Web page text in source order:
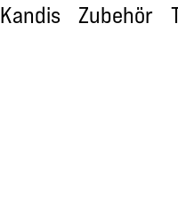
Kandis Zubehör